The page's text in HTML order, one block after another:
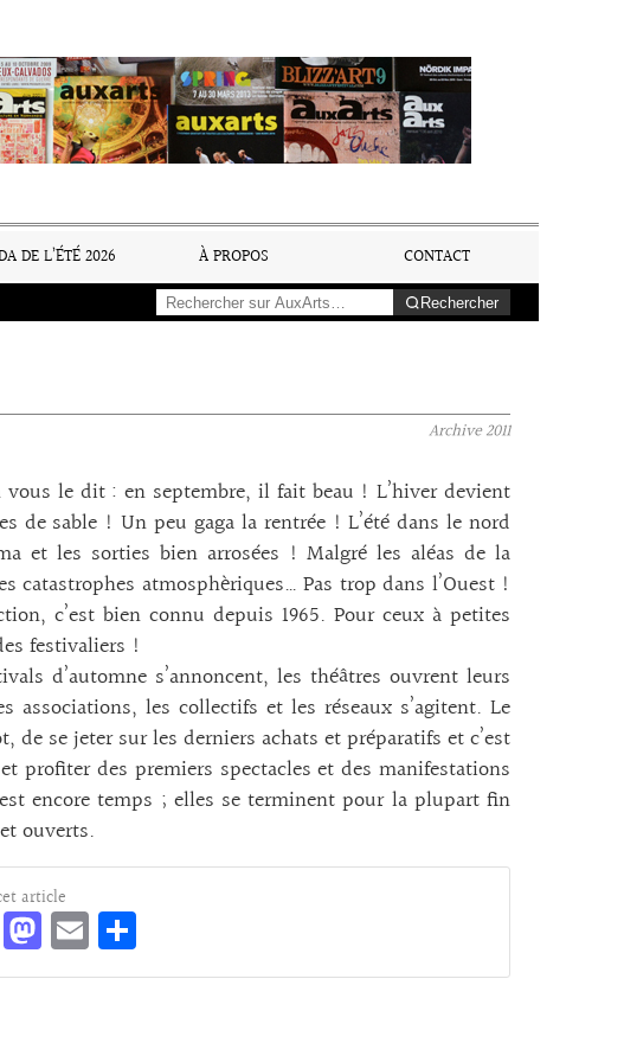
DE L’ÉTÉ 2026 À PROPOS
CONTACT
Rechercher
Archive2011
le dit : en septembre, il fait beau ! L’hiver devient
de sable ! Un peu gaga la rentrée ! L’été dans le nord
et les sorties bien arrosées ! Malgré les aléas de la
atmosphèriques… Pas trop dans l’Ouest !
c’est bien connu depuis 1965. Pour ceux à petites
festivaliers !
d’automne s’annoncent, les théâtres ouvrent leurs
les collectifs et les réseaux s’agitent. Le
de se jeter sur les derniers achats et préparatifs et c’est
profiter des premiers spectacles et des manifestations
encore temps ; elles se terminent pour la plupart fin
ouverts.
article
Bl M
as
E
m rt